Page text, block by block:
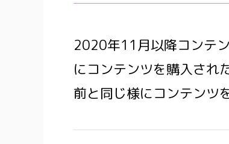
2020年11月以降コンテ
にコンテンツを購入され
前と同じ様にコンテンツ